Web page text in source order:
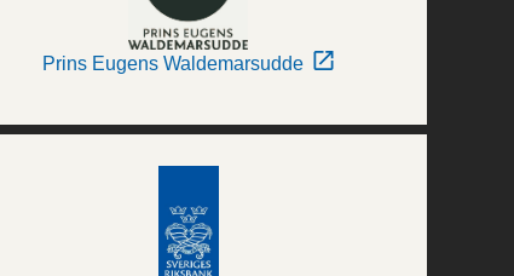
Prins Eugens Waldemarsudde